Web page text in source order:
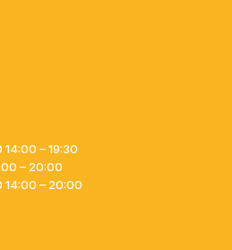
14:00 – 19:30
– 20:00
14:00 – 20:00